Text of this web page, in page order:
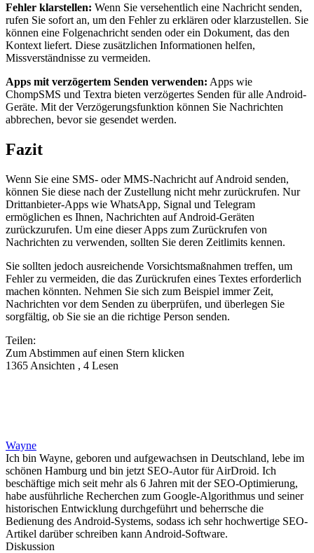
Fehler klarstellen: Wenn Sie versehentlich eine Nachricht senden,
rufen Sie sofort an, um den Fehler zu erklären oder klarzustellen. Sie
können eine Folgenachricht senden oder ein Dokument, das den
Kontext liefert. Diese zusätzlichen Informationen helfen,
Missverständnisse zu vermeiden.
Apps mit verzögertem Senden verwenden: Apps wie
ChompSMS und Textra bieten verzögertes Senden für alle Android-
Geräte. Mit der Verzögerungsfunktion können Sie Nachrichten
abbrechen, bevor sie gesendet werden.
Fazit
Wenn Sie eine SMS- oder MMS-Nachricht auf Android senden,
können Sie diese nach der Zustellung nicht mehr zurückrufen. Nur
Drittanbieter-Apps wie WhatsApp, Signal und Telegram
ermöglichen es Ihnen, Nachrichten auf Android-Geräten
zurückzurufen. Um eine dieser Apps zum Zurückrufen von
Nachrichten zu verwenden, sollten Sie deren Zeitlimits kennen.
Sie sollten jedoch ausreichende Vorsichtsmaßnahmen treffen, um
Fehler zu vermeiden, die das Zurückrufen eines Textes erforderlich
machen könnten. Nehmen Sie sich zum Beispiel immer Zeit,
Nachrichten vor dem Senden zu überprüfen, und überlegen Sie
sorgfältig, ob Sie sie an die richtige Person senden.
Teilen:
Zum Abstimmen auf einen Stern klicken
1365 Ansichten , 4 Lesen
Wayne
Ich bin Wayne, geboren und aufgewachsen in Deutschland, lebe im
schönen Hamburg und bin jetzt SEO-Autor für AirDroid. Ich
beschäftige mich seit mehr als 6 Jahren mit der SEO-Optimierung,
habe ausführliche Recherchen zum Google-Algorithmus und seiner
historischen Entwicklung durchgeführt und beherrsche die
Bedienung des Android-Systems, sodass ich sehr hochwertige SEO-
Artikel darüber schreiben kann Android-Software.
Diskussion